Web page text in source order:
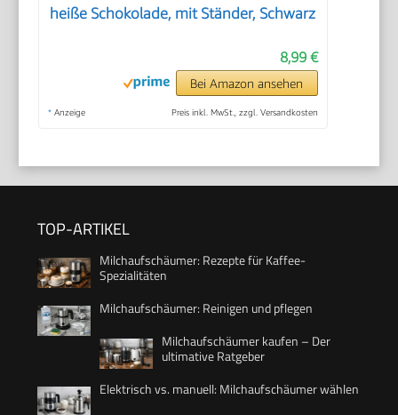
heiße Schokolade, mit Ständer, Schwarz
8,99 €
Bei Amazon ansehen
* Anzeige Preis inkl. MwSt., zzgl. Versandkosten
TOP-ARTIKEL
Milchaufschäumer: Rezepte für Kaffee-
Spezialitäten
Milchaufschäumer: Reinigen und pflegen
Milchaufschäumer kaufen – Der
ultimative Ratgeber
Elektrisch vs. manuell: Milchaufschäumer wählen